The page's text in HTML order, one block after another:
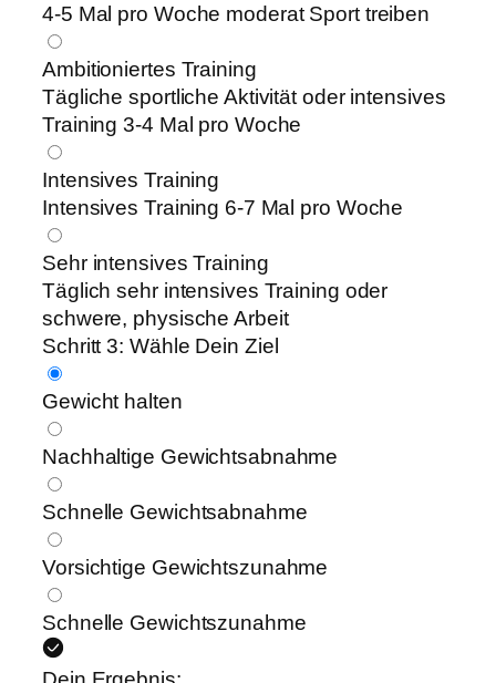
4-5 Mal pro Woche moderat Sport treiben
Ambitioniertes Training
Tägliche sportliche Aktivität oder intensives
Training 3-4 Mal pro Woche
Intensives Training
Intensives Training 6-7 Mal pro Woche
Sehr intensives Training
Täglich sehr intensives Training oder
schwere, physische Arbeit
Schritt 3: Wähle Dein Ziel
Gewicht halten
Nachhaltige Gewichtsabnahme
Schnelle Gewichtsabnahme
Vorsichtige Gewichtszunahme
Schnelle Gewichtszunahme